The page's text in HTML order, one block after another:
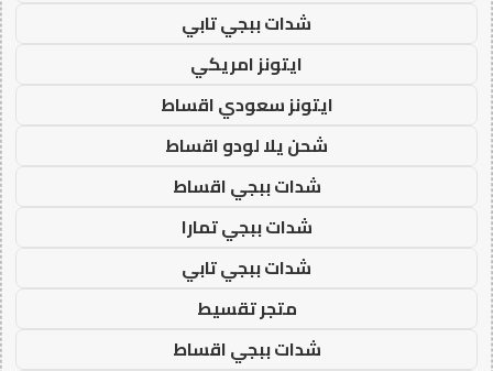
شدات ببجي تابي
ايتونز امريكي
ايتونز سعودي اقساط
شحن يلا لودو اقساط
شدات ببجي اقساط
شدات ببجي تمارا
شدات ببجي تابي
متجر تقسيط
شدات ببجي اقساط